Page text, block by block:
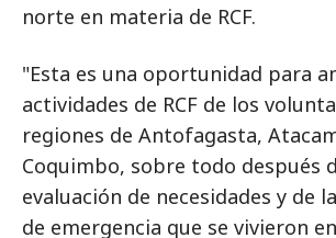
norte en materia de RCF.
"Esta es una oportunidad para
actividades de RCF de los
regiones de Antofagasta,
Coquimbo, sobre todo después
evaluación de necesidades y de
de emergencia que se vivieron